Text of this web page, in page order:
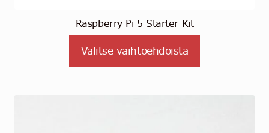
Raspberry Pi 5 Starter Kit
Valitse vaihtoehdoista